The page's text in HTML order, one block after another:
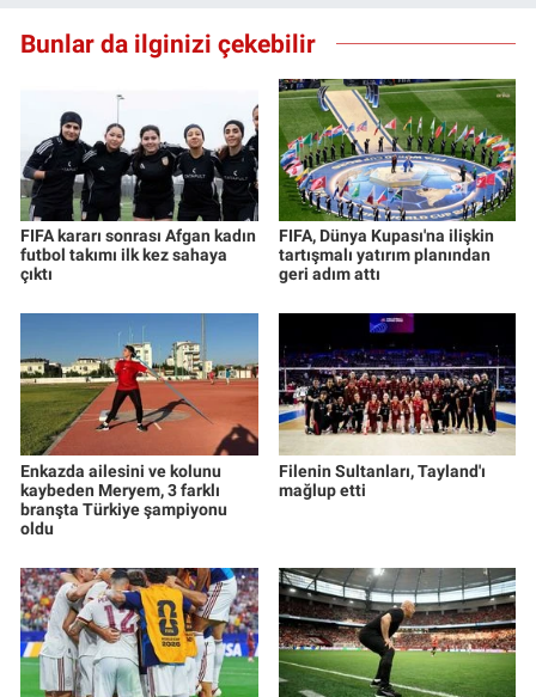
Bunlar da ilginizi çekebilir
FIFA kararı sonrası Afgan kadın
futbol takımı ilk kez sahaya
çıktı
FIFA, Dünya Kupası'na ilişkin
tartışmalı yatırım planından
geri adım attı
Enkazda ailesini ve kolunu
kaybeden Meryem, 3 farklı
branşta Türkiye şampiyonu
oldu
Filenin Sultanları, Tayland'ı
mağlup etti